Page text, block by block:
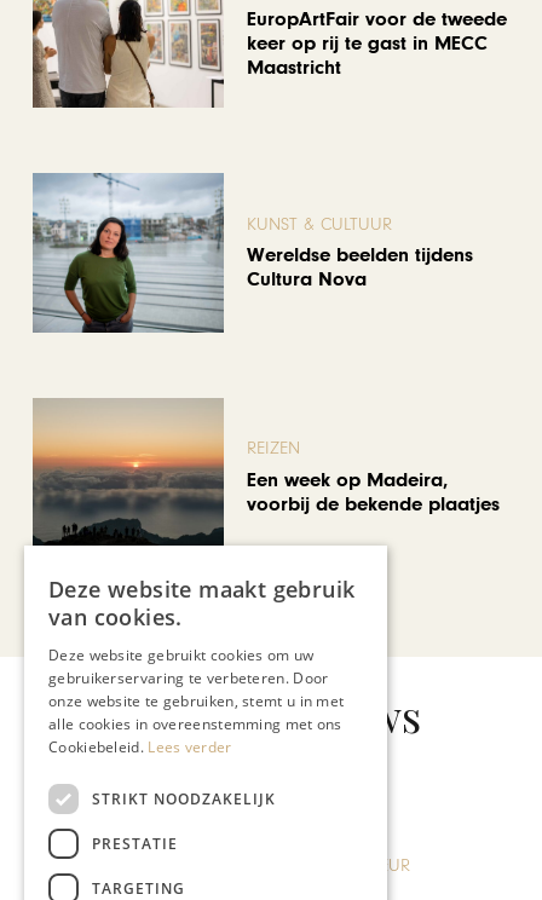
EuropArtFair voor de tweede
keer op rij te gast in MECC
Maastricht
KUNST & CULTUUR
Wereldse beelden tijdens
Cultura Nova
REIZEN
Een week op Madeira,
voorbij de bekende plaatjes
Bekijk alle artikelen
Gerelateerd nieuws
Deze website maakt gebruik
van cookies.
Deze website gebruikt cookies om uw
gebruikerservaring te verbeteren. Door
onze website te gebruiken, stemt u in met
alle cookies in overeenstemming met ons
Cookiebeleid. Lees verder
STRIKT NOODZAKELIJK
PRESTATIE
TARGETING